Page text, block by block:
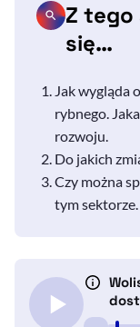
Z
się…
Jak wygląda
rybnego.
rozwoju.
Do jakich
Czy można
tym sektorze.